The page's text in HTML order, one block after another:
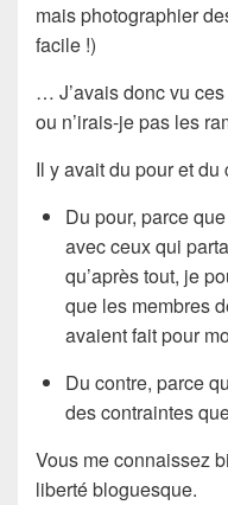
mais photographier
facile !)
… J’avais donc vu
ou n’irais-je pas les
Il y avait du pour et
Du pour, parce
avec ceux qui
qu’après tout, je
que les membres
avaient fait pour
Du contre, parce
des contraintes
Vous me connaissez
liberté bloguesque.